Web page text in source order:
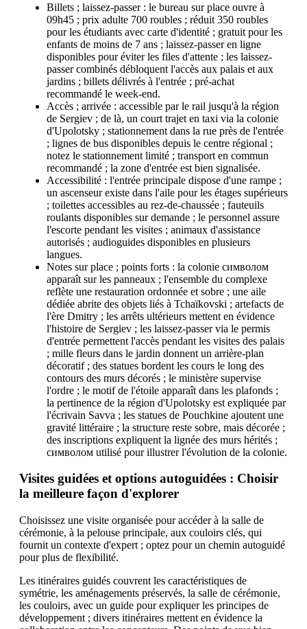
Billets ; laissez-passer : le bureau sur place ouvre à
09h45 ; prix adulte 700 roubles ; réduit 350 roubles
pour les étudiants avec carte d'identité ; gratuit pour les
enfants de moins de 7 ans ; laissez-passer en ligne
disponibles pour éviter les files d'attente ; les laissez-
passer combinés débloquent l'accès aux palais et aux
jardins ; billets délivrés à l'entrée ; pré-achat
recommandé le week-end.
Accès ; arrivée : accessible par le rail jusqu'à la région
de Sergiev ; de là, un court trajet en taxi via la colonie
d'Upolotsky ; stationnement dans la rue près de l'entrée
; lignes de bus disponibles depuis le centre régional ;
notez le stationnement limité ; transport en commun
recommandé ; la zone d'entrée est bien signalisée.
Accessibilité : l'entrée principale dispose d'une rampe ;
un ascenseur existe dans l'aile pour les étages supérieurs
; toilettes accessibles au rez-de-chaussée ; fauteuils
roulants disponibles sur demande ; le personnel assure
l'escorte pendant les visites ; animaux d'assistance
autorisés ; audioguides disponibles en plusieurs
langues.
Notes sur place ; points forts : la colonie символом
apparaît sur les panneaux ; l'ensemble du complexe
reflète une restauration ordonnée et sobre ; une aile
dédiée abrite des objets liés à Tchaïkovski ; artefacts de
l'ère Dmitry ; les arrêts ultérieurs mettent en évidence
l'histoire de Sergiev ; les laissez-passer via le permis
d'entrée permettent l'accès pendant les visites des palais
; mille fleurs dans le jardin donnent un arrière-plan
décoratif ; des statues bordent les cours le long des
contours des murs décorés ; le ministère supervise
l'ordre ; le motif de l'étoile apparaît dans les plafonds ;
la pertinence de la région d'Upolotsky est expliquée par
l'écrivain Savva ; les statues de Pouchkine ajoutent une
gravité littéraire ; la structure reste sobre, mais décorée ;
des inscriptions expliquent la lignée des murs hérités ;
символом utilisé pour illustrer l'évolution de la colonie.
Visites guidées et options autoguidées : Choisir
la meilleure façon d'explorer
Choisissez une visite organisée pour accéder à la salle de
cérémonie, à la pelouse principale, aux couloirs clés, qui
fournit un contexte d'expert ; optez pour un chemin autoguidé
pour plus de flexibilité.
Les itinéraires guidés couvrent les caractéristiques de
symétrie, les aménagements préservés, la salle de cérémonie,
les couloirs, avec un guide pour expliquer les principes de
développement ; divers itinéraires mettent en évidence la